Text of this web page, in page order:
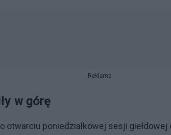
Reklama
w górę
otwarciu poniedziałkowej sesji giełdowej